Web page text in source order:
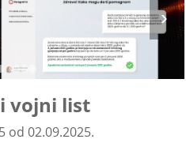
vojni list
od 02.09.2025.